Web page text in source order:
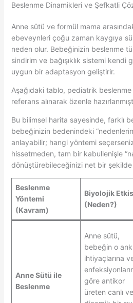
Beslenme Dinamikleri ve Şefkatli
Anne sütü ve formül mama
ebeveynleri çoğu zaman kaygıya
neden olur. Bebeğinizin beslenme
sindirim ve bağışıklık sistemi kendi
uygun bir adaptasyon geliştirir.
Aşağıdaki tablo, pediatrik beslenme
referans alınarak özenle
Bu bilimsel harita sayesinde, farklı
bebeğinizin bedenindeki
anlayabilir; hangi yöntemi
hissetmeden, tam bir kabullenişle
dönüştürebileceğinizi net bir
Beslenme
Yöntemi
(Kavram)
Biyolojik
(Neden?)
Anne Sütü ile
Beslenme
Anne sütü,
bebeğin o
ihtiyaçlarına
göre antikor
üreten canlı ve